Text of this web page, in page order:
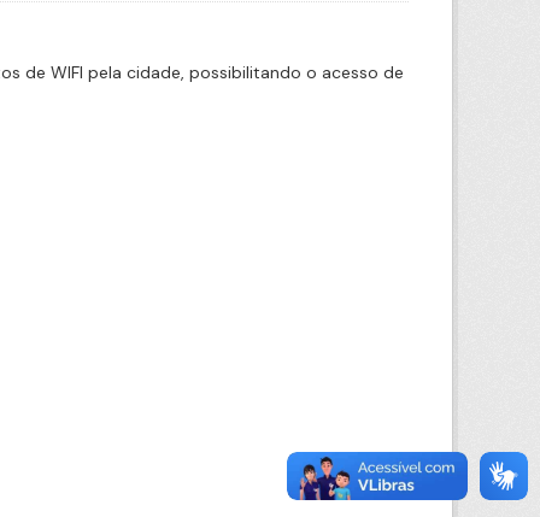
de WIFI pela cidade, possibilitando o acesso de